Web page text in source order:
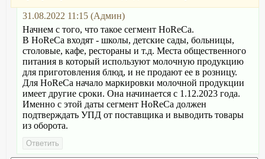
31.08.2022 11:15 (Админ)
Начнем с того, что такое сегмент HoReCa.
В HoReCa входят - школы, детские сады, больницы,
столовые, кафе, рестораны и т.д. Места общественного
питания в который используют молочную продукцию
для приготовления блюд, и не продают ее в розницу.
Для HoReCa начало маркировки молочной продукции
имеет другие сроки. Она начинается с 1.12.2023 года.
Именно с этой даты сегмент HoReCa должен
подтверждать УПД от поставщика и выводить товары
из оборота.